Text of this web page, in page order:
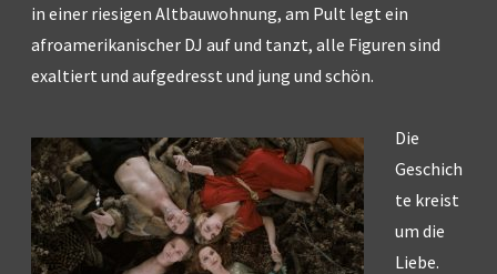
in einer riesigen Altbauwohnung, am Pult legt ein
afroamerikanischer DJ auf und tanzt, alle Figuren sind
exaltiert und aufgedresst und jung und schön.
Die
Geschich
te kreist
um die
Liebe.